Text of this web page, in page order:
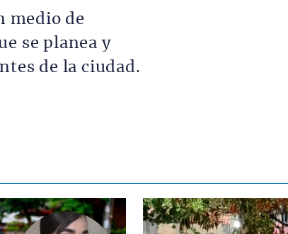
medio de
se planea y
de la ciudad.
Contenido multimedia principal